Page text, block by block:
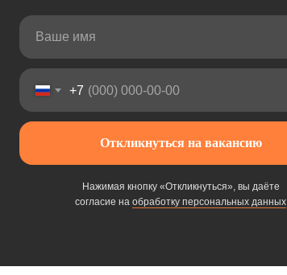
+7
Откликнуться на вакансию
Нажимая кнопку «Откликнуться», вы даёте
согласие на обработку персональных данных